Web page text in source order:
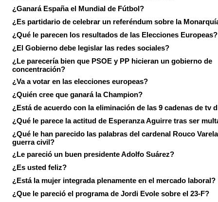
¿Ganará España el Mundial de Fútbol?
¿Es partidario de celebrar un referéndum sobre la
¿Qué le parecen los resultados de las Elecciones Europeas?
¿El Gobierno debe legislar las redes sociales?
¿Le parecería bien que PSOE y PP hicieran un gobierno de
concentración?
¿Va a votar en las elecciones europeas?
¿Quién cree que ganará la Champion?
¿Está de acuerdo con la eliminación de las 9 cadenas de tv
¿Qué le parece la actitud de Esperanza Aguirre tras ser
¿Qué le han parecido las palabras del cardenal Rouco
guerra civil?
¿Le pareció un buen presidente Adolfo Suárez?
¿Es usted feliz?
¿Está la mujer integrada plenamente en el mercado laboral?
¿Que le pareció el programa de Jordi Evole sobre el 23-F?